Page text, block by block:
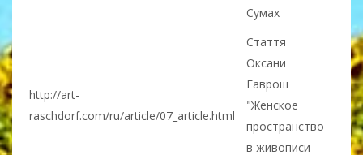
Сумах
http://art-
raschdorf.com/ru/article/07_article.html
Стаття
Оксани
Гаврош
"Женское
пространство
в живописи